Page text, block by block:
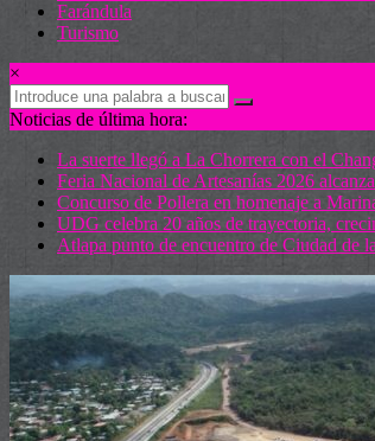
Farándula
Turismo
×
Noticias de última hora:
La suerte llegó a La Chorrera con el
Feria Nacional de Artesanías 2026
Concurso de Pollera en homenaje a
UDG celebra 20 años de trayectoria,
Atlapa punto de encuentro de Ciudad de